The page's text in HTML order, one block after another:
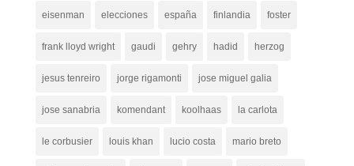
eisenman elecciones españa finlandia foster
frank lloyd wright gaudi gehry hadid herzog
jesus tenreiro jorge rigamonti jose miguel galia
jose sanabria komendant koolhaas la carlota
le corbusier louis khan lucio costa mario breto